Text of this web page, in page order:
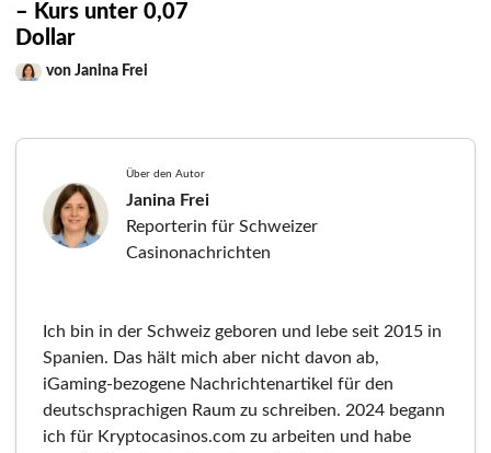
– Kurs unter 0,07
Dollar
von Janina Frei
Über den Autor
Janina Frei
Reporterin für Schweizer
Casinonachrichten
Ich bin in der Schweiz geboren und lebe seit 2015 in
Spanien. Das hält mich aber nicht davon ab,
iGaming-bezogene Nachrichtenartikel für den
deutschsprachigen Raum zu schreiben. 2024 begann
ich für Kryptocasinos.com zu arbeiten und habe